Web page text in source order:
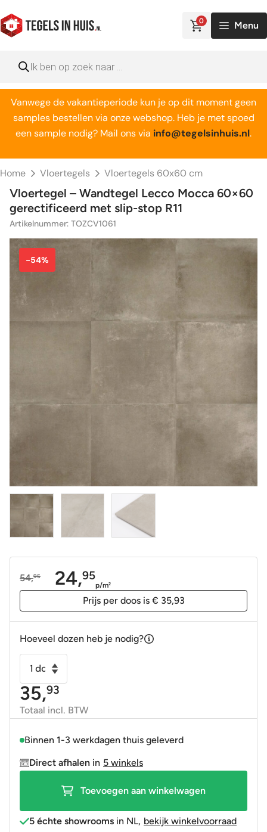
naar
de
0 Menu
zoeken
Vanwege de vakantieperiode kun je op dit moment geen
samples bestellen via onze webshop. Heb je met spoed
een sample nodig? Mail ons via info@tegelsinhuis.nl.
Home Vloertegels Vloertegels 60x60 cm
Vloertegel – Wandtegel Lecco Mocca 60×60
gerectificeerd met slip-stop R11
Artikelnummer: TOZCV1061
-54%
54,95
Oorspronkelijke
24,95
Huidige
p/m2
Prijs per doos is € 35,93
Hoeveel dozen heb je nodig?
Wandtegel
Lecco
Mocca
60x60
met
R11
35,93
Totaal incl. BTW
Binnen 1-3 werkdagen thuis geleverd
Direct afhalen in 5 winkels
Toevoegen aan winkelwagen
5 échte showrooms in NL, bekijk winkelvoorraad